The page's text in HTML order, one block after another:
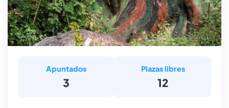
Apuntados
3
Plazas libres
12